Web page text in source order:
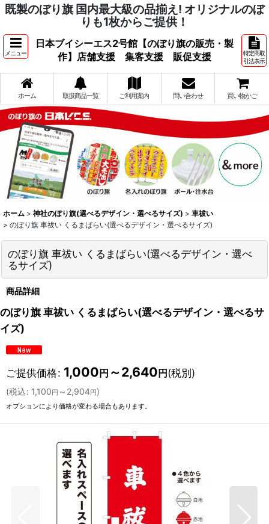
既製のぼり旗 国内最大級の品揃え! オリジナルのぼ
りも1枚からご提供！
メニュー
日本ブイシーエス2号館【のぼり旗の販売・製
作】店舗支援 集客支援 販促支援
特定商取
引法表示
ホーム 取扱商品一覧 ご利用案内 問い合わせ 買い物かご
ホーム > 神社のぼり旗(選べるデザイン・選べるサイズ) > 車祓い
> のぼり旗 車祓い くるまばらい(選べるデザイン・選べるサイズ)
のぼり旗 車祓い くるまばらい(選べるデザイン・選べ
るサイズ)
商品詳細
のぼり旗 車祓い くるまばらい(選べるデザイン・選べるサ
イズ)
ご提供価格: 1,000 円 ～2,640 円 (税別)
(税込: 1,100 円 ～2,904円 )
オプションにより価格が変わる場合もあります。